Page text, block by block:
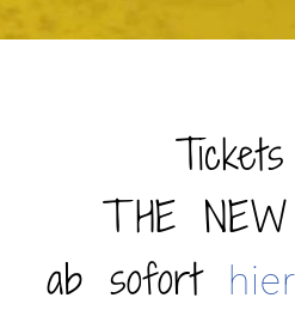
THE
ab sofort hier